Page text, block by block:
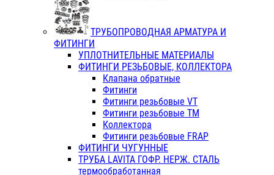
ТРУБОПРОВОДНАЯ АРМАТУРА И
ФИТИНГИ
УПЛОТНИТЕЛЬНЫЕ МАТЕРИАЛЫ
ФИТИНГИ РЕЗЬБОВЫЕ, КОЛЛЕКТОРА
Клапана обратные
Фитинги
Фитинги резьбовые VT
Фитинги резьбовые ТМ
Коллектора
Фитинги резьбовые FRAP
ФИТИНГИ ЧУГУННЫЕ
ТРУБА LAVITA ГОФР. НЕРЖ. СТАЛЬ
термообработанная